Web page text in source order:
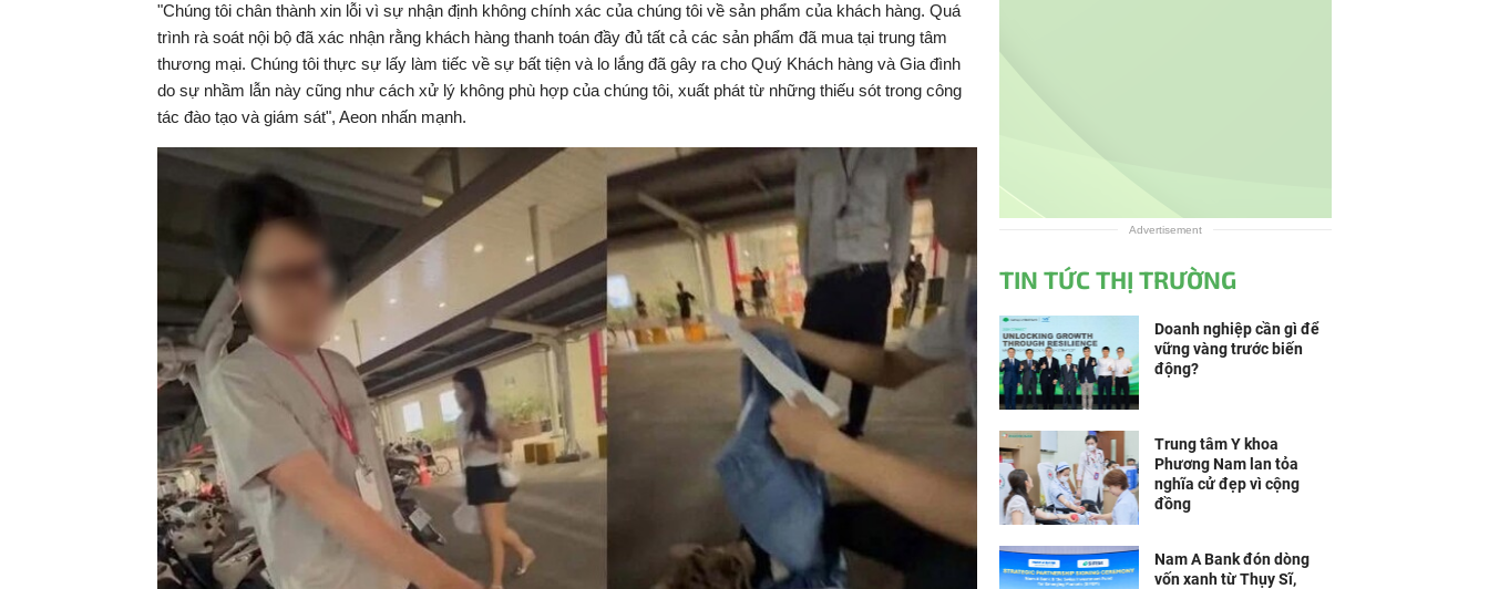
"Chúng tôi chân thành xin lỗi vì sự nhận định không chính xác của chúng tôi về sản phẩm của khách hàng. Quá
trình rà soát nội bộ đã xác nhận rằng khách hàng thanh toán đầy đủ tất cả các sản phẩm đã mua tại trung tâm
thương mại. Chúng tôi thực sự lấy làm tiếc về sự bất tiện và lo lắng đã gây ra cho Quý Khách hàng và Gia đình
do sự nhầm lẫn này cũng như cách xử lý không phù hợp của chúng tôi, xuất phát từ những thiếu sót trong công
tác đào tạo và giám sát", Aeon nhấn mạnh.
Advertisement
TIN TỨC THỊ TRƯỜNG
Doanh nghiệp cần gì để
vững vàng trước biến
động?
Trung tâm Y khoa
Phương Nam lan tỏa
nghĩa cử đẹp vì cộng
đồng
Nam A Bank đón dòng
vốn xanh từ Thụy Sĩ,